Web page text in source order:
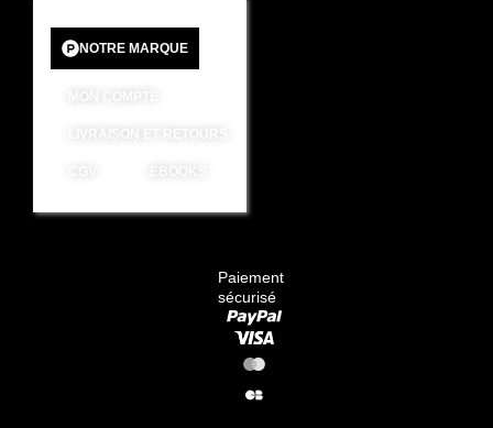
NOTRE MARQUE
MON COMPTE
EBOOKS
Paiement
sécurisé